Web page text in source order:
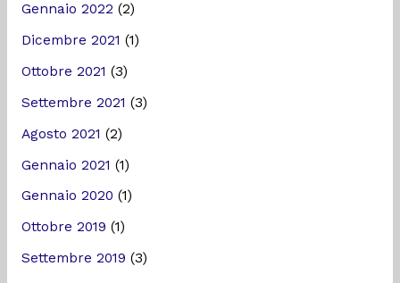
Gennaio 2022 (2)
Dicembre 2021 (1)
Ottobre 2021 (3)
Settembre 2021 (3)
Agosto 2021 (2)
Gennaio 2021 (1)
Gennaio 2020 (1)
Ottobre 2019 (1)
Settembre 2019 (3)